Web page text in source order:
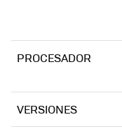
PROCESADOR
VERSIONES